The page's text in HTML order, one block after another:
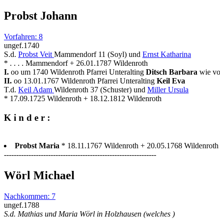
Probst Johann
Vorfahren: 8
ungef.1740
S.d. Probst Veit Mammendorf 11 (Soyl) und Ernst Katharina
* . . . . Mammendorf + 26.01.1787 Wildenroth
I. oo um 1740 Wildenroth Pfarrei Unteralting Ditsch Barbara wie
II. oo 13.01.1767 Wildenroth Pfarrei Unteralting Keil Eva
T.d. Keil Adam Wildenroth 37 (Schuster) und Miller Ursula
* 17.09.1725 Wildenroth + 18.12.1812 Wildenroth
K i n d e r :
Probst Maria * 18.11.1767 Wildenroth + 20.05.1768 Wildenroth
--------------------------------------------------------------
Wörl Michael
Nachkommen: 7
ungef.1788
S.d. Mathias und Maria Wörl in Holzhausen (welches )